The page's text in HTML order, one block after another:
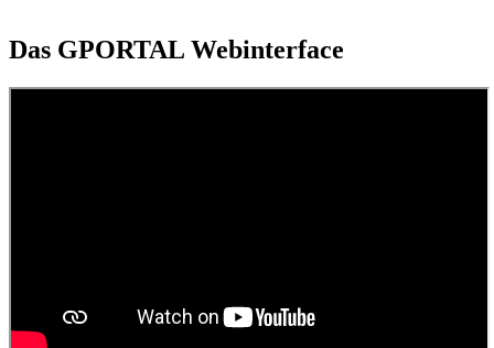
Das GPORTAL Webinterface